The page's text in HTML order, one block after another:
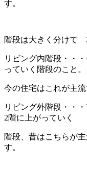
す。
階段は大きく分けて
リビング内階段・・
っていく階段のこと。
今の住宅はこれが主
リビング外階段・・
2階に上がっていく
階段、昔はこちらが
す。